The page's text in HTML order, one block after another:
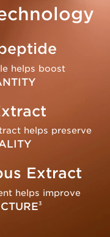
helps boost
helps preserve
Extract
helps improve
3